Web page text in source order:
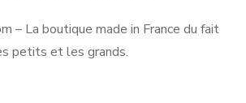
– La boutique made in France du fait
petits et les grands.